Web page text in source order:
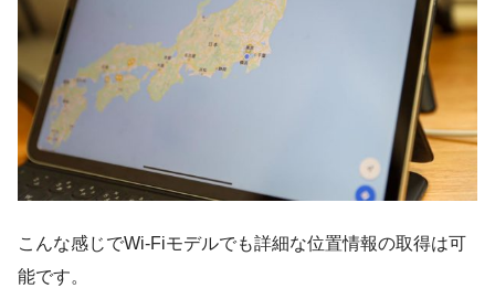
こんな感じでWi-Fiモデルでも詳細な位置情報の取得は可
能です。